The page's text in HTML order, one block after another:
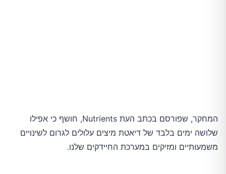
המחקר, שפורסם בכתב העת Nutrients, חושף כי אפילו
שלושה ימים בלבד של דיאטת מיצים עלולים לגרום לשינויים
משמעותיים ומזיקים במערכת החיידקים שלנו.